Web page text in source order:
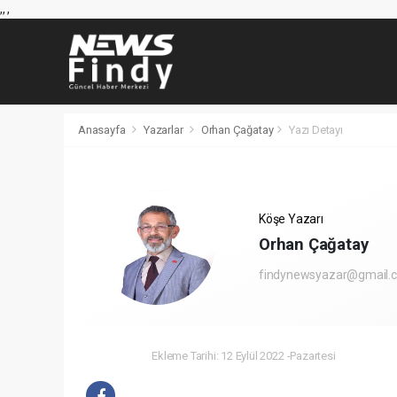
,,,
Anasayfa Yazarlar Orhan Çağatay Yazı Detayı
Köşe Yazarı
Orhan Çağatay
Ekleme Tarihi: 12 Eylül 2022 -Pazartesi